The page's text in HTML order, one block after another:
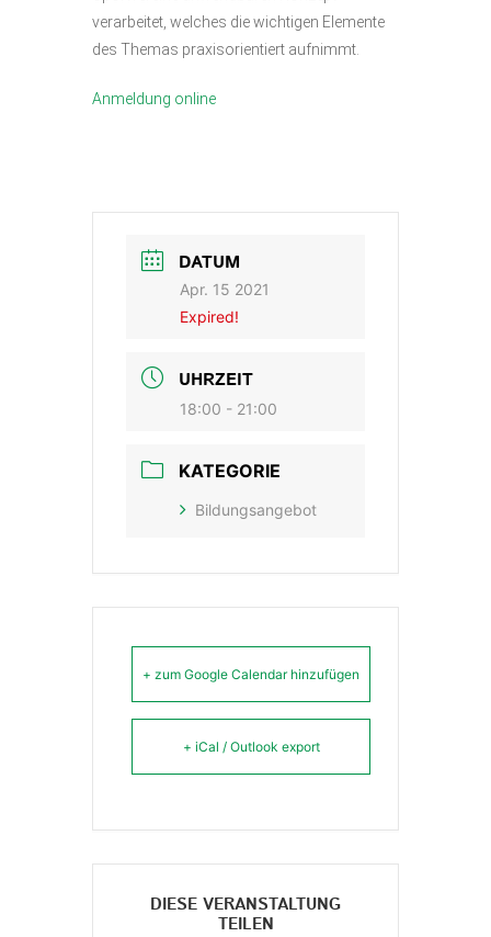
verarbeitet, welches die wichtigen Elemente
des Themas praxisorientiert aufnimmt.
Anmeldung online
DATUM
Apr. 15 2021
Expired!
UHRZEIT
18:00 - 21:00
KATEGORIE
Bildungsangebot
+ zum Google Calendar hinzufügen
+ iCal / Outlook export
DIESE VERANSTALTUNG
TEILEN